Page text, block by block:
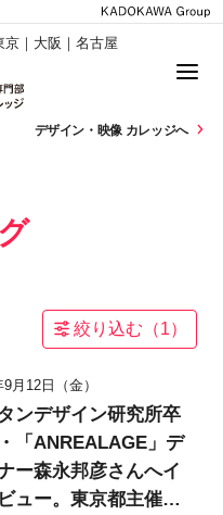
｜大阪｜名古屋
デザイン・ 映像 カレッジへ
絞り込む（1）
月12日（金）
ンデザイン研究所卒
「ANREALAGE」デ
ー森永邦彦さんへイ
ュー。東京都主催若